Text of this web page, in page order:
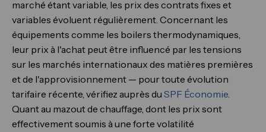
marché étant variable, les prix des contrats fixes et
variables évoluent régulièrement. Concernant les
équipements comme les boilers thermodynamiques,
leur prix à l'achat peut être influencé par les tensions
sur les marchés internationaux des matières premières
et de l'approvisionnement — pour toute évolution
tarifaire récente, vérifiez auprès du SPF Économie.
Quant au mazout de chauffage, dont les prix sont
effectivement soumis à une forte volatilité